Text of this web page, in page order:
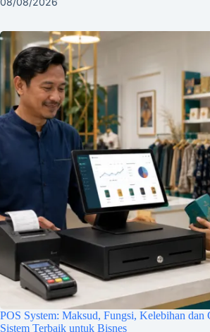
POS System: Maksud, Fungsi, Kelebihan dan
Sistem Terbaik untuk Bisnes